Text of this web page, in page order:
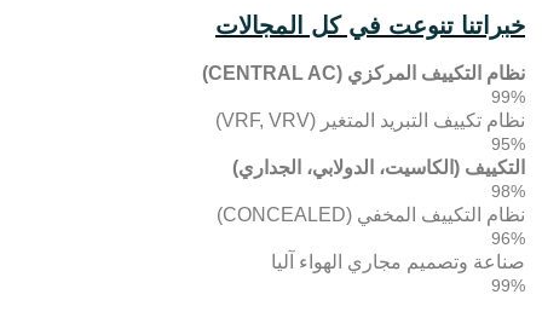
خبراتنا تنوعت في كل المجالات
نظام التكييف المركزي (CENTRAL AC)
99%
نظام تكييف التبريد المتغير (VRF, VRV)
95%
التكييف (الكاسيت، الدولابي، الجداري)
98%
نظام التكييف المخفي (CONCEALED)
96%
صناعة وتصميم مجاري الهواء آليا
99%